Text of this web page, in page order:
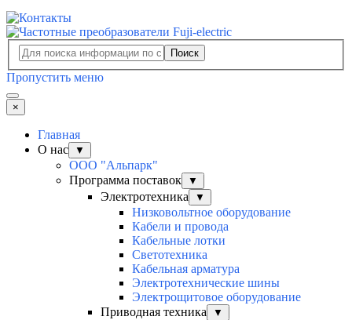
Поиск
Пропустить меню
×
Главная
О нас
▼
ООО "Альпарк"
Программа поставок
▼
Электротехника ▼
Низковольтное оборудование
Кабели и провода
Кабельные лотки
Светотехника
Кабельная арматура
Электротехнические шины
Электрощитовое оборудование
Приводная техника
▼